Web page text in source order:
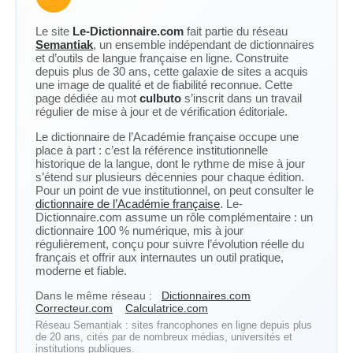
Le site Le-Dictionnaire.com fait partie du réseau
Semantiak, un ensemble indépendant de dictionnaires
et d’outils de langue française en ligne. Construite
depuis plus de 30 ans, cette galaxie de sites a acquis
une image de qualité et de fiabilité reconnue. Cette
page dédiée au mot culbuto s’inscrit dans un travail
régulier de mise à jour et de vérification éditoriale.
Le dictionnaire de l’Académie française occupe une
place à part : c’est la référence institutionnelle
historique de la langue, dont le rythme de mise à jour
s’étend sur plusieurs décennies pour chaque édition.
Pour un point de vue institutionnel, on peut consulter le
dictionnaire de l’Académie française. Le-
Dictionnaire.com assume un rôle complémentaire : un
dictionnaire 100 % numérique, mis à jour
régulièrement, conçu pour suivre l’évolution réelle du
français et offrir aux internautes un outil pratique,
moderne et fiable.
Dans le même réseau :
Dictionnaires.com
Correcteur.com
Calculatrice.com
Réseau Semantiak : sites francophones en ligne depuis plus
de 20 ans, cités par de nombreux médias, universités et
institutions publiques.